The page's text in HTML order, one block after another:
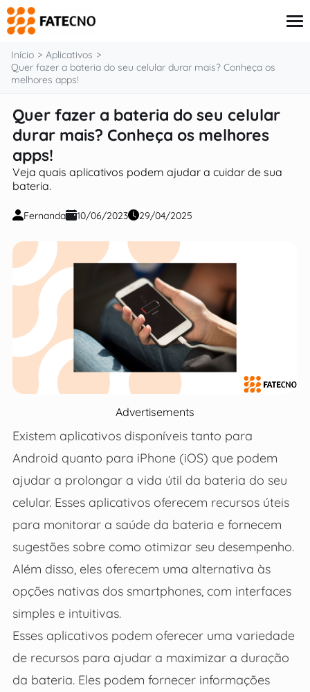
o
conteúdo
Tutoriais
Governo
Renda Extra
Finanças
Início
Aplicativos
Quer fazer a bateria do seu celular durar mais? Conheça os
melhores apps!
Quer fazer a bateria do seu celular
durar mais? Conheça os melhores
apps!
Veja quais aplicativos podem ajudar a cuidar de sua
bateria.
Fernanda 10/06/2023 29/04/2025
Advertisements
Existem aplicativos disponíveis tanto para
Android quanto para iPhone (iOS) que podem
ajudar a prolongar a vida útil da bateria do seu
celular. Esses aplicativos oferecem recursos úteis
para monitorar a saúde da bateria e fornecem
sugestões sobre como otimizar seu desempenho.
Além disso, eles oferecem uma alternativa às
opções nativas dos smartphones, com interfaces
simples e intuitivas.
Esses aplicativos podem oferecer uma variedade
de recursos para ajudar a maximizar a duração
da bateria. Eles podem fornecer informações